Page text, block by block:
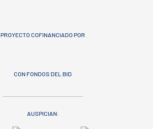
PROYECTO COFINANCIADO POR
CON FONDOS DEL BID
AUSPICIAN: